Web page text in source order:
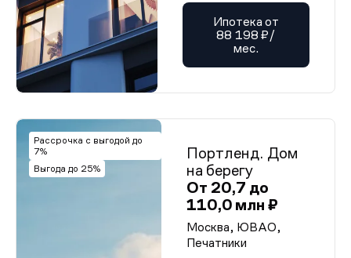
Ипотека от
88 198 ₽/
мес.
Рассрочка с выгодой до
7%
Выгода до 25%
Портленд. Дом
на берегу
От 20,7 до
110,0 млн ₽
Москва, ЮВАО,
Печатники